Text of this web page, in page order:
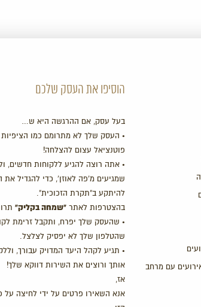
עם מרחב
הוסיפו את העסק שלכם
בעל עסק, אם ההרגשה היא ש…
• העסק שלך לא מתרומם כמו
פוטנציאל עצום להצלחה!
• אתה רוצה להגיע ללקוחות חדשים,
שמגיעים מ'פה לאוזן', כדי להגדיל את
להיתקע ב"תקרת הזכוכית".
בהצטרפות לאתר "שמחה בקליק"
• שהעסק שלך יפרח, ותקבל זרימת
שהטלפון שלך לא יפסיק לצלצל.
• תגיע לקהל היעד המדויק עבורך,
אותך ורוצים את השירות דווקא שלך!
אז,
אנא השאירו פרטים על ידי לחיצה על